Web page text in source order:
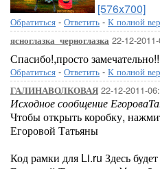
[576x700]
Обратиться - Ответить - К полной
ясноглазка_черноглазка 22-12-
Спасибо!,просто
Обратиться - Ответить - К полной
ГАЛИНАВОЛКОВАЯ 22-12-2011-
Исходное сообщение
Чтобы открыть коробку,
Егоровой Татьяны
Код рамки для Li.ru Здесь